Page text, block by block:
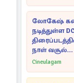
லோகேஷ்
நடித்துள்ள DC
நாள்
தெரியுமா?
Cineulagam